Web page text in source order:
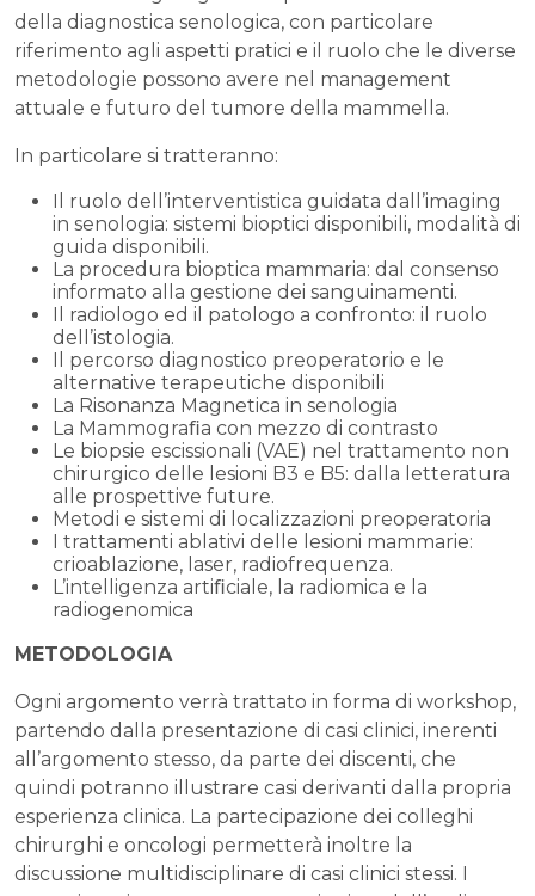
della diagnostica senologica, con particolare
riferimento agli aspetti pratici e il ruolo che le diverse
metodologie possono avere nel management
attuale e futuro del tumore della mammella.
In particolare si tratteranno:
Il ruolo dell’interventistica guidata dall’imaging
in senologia: sistemi bioptici disponibili, modalità di
guida disponibili.
La procedura bioptica mammaria: dal consenso
informato alla gestione dei sanguinamenti.
Il radiologo ed il patologo a confronto: il ruolo
dell’istologia.
Il percorso diagnostico preoperatorio e le
alternative terapeutiche disponibili
La Risonanza Magnetica in senologia
La Mammograﬁa con mezzo di contrasto
Le biopsie escissionali (VAE) nel trattamento non
chirurgico delle lesioni B3 e B5: dalla letteratura
alle prospettive future.
Metodi e sistemi di localizzazioni preoperatoria
I trattamenti ablativi delle lesioni mammarie:
crioablazione, laser, radiofrequenza.
L’intelligenza artiﬁciale, la radiomica e la
radiogenomica
METODOLOGIA
Ogni argomento verrà trattato in forma di workshop,
partendo dalla presentazione di casi clinici, inerenti
all’argomento stesso, da parte dei discenti, che
quindi potranno illustrare casi derivanti dalla propria
esperienza clinica. La partecipazione dei colleghi
chirurghi e oncologi permetterà inoltre la
discussione multidisciplinare di casi clinici stessi. I